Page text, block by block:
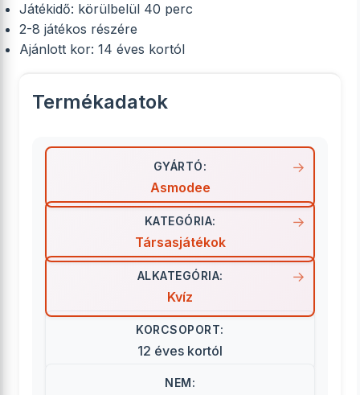
Játékidő: körülbelül 40 perc
2-8 játékos részére
Ajánlott kor: 14 éves kortól
Termékadatok
GYÁRTÓ:
Asmodee
KATEGÓRIA:
Társasjátékok
ALKATEGÓRIA:
Kvíz
KORCSOPORT:
12 éves kortól
NEM: